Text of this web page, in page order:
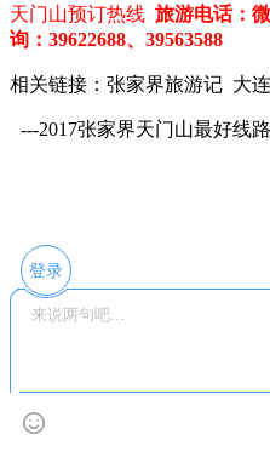
天门山预订热线 旅游电话：
询：39622688、39563588
相关链接：张家界旅游记 大
---2017张家界天门山最好线
登录